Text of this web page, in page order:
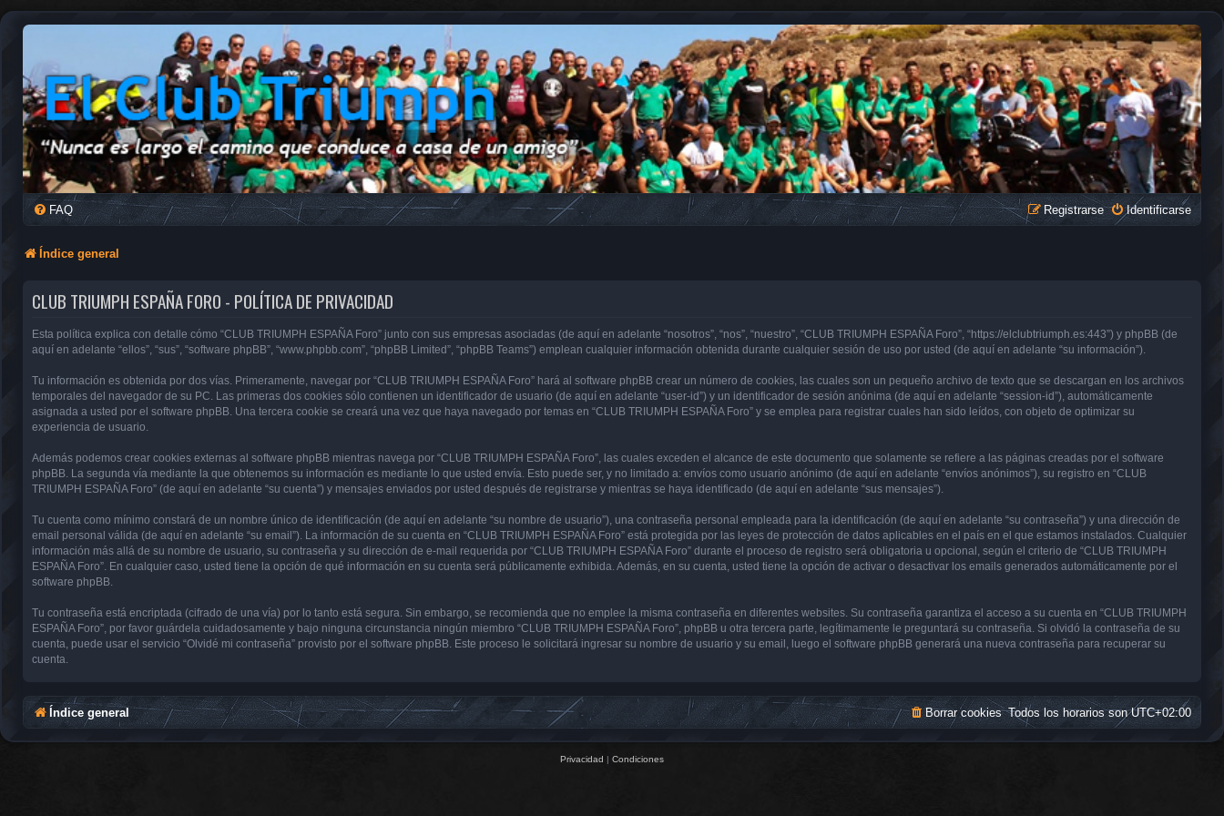
FAQ Identificarse
Registrarse
Índice general
CLUB TRIUMPH ESPAÑA FORO - POLÍTICA DE PRIVACIDAD
Esta política explica con detalle cómo “CLUB TRIUMPH ESPAÑA Foro” junto con sus empresas asociadas (de aquí en adelante “nosotros”, “nos”, “nuestro”, “CLUB TRIUMPH ESPAÑA Foro”, “https://elclubtriumph.es:443”) y phpBB (de
aquí en adelante “ellos”, “sus”, “software phpBB”, “www.phpbb.com”, “phpBB Limited”, “phpBB Teams”) emplean cualquier información obtenida durante cualquier sesión de uso por usted (de aquí en adelante “su información”).
Tu información es obtenida por dos vías. Primeramente, navegar por “CLUB TRIUMPH ESPAÑA Foro” hará al software phpBB crear un número de cookies, las cuales son un pequeño archivo de texto que se descargan en los archivos
temporales del navegador de su PC. Las primeras dos cookies sólo contienen un identificador de usuario (de aquí en adelante “user-id”) y un identificador de sesión anónima (de aquí en adelante “session-id”), automáticamente
asignada a usted por el software phpBB. Una tercera cookie se creará una vez que haya navegado por temas en “CLUB TRIUMPH ESPAÑA Foro” y se emplea para registrar cuales han sido leídos, con objeto de optimizar su
experiencia de usuario.
Además podemos crear cookies externas al software phpBB mientras navega por “CLUB TRIUMPH ESPAÑA Foro”, las cuales exceden el alcance de este documento que solamente se refiere a las páginas creadas por el software
phpBB. La segunda vía mediante la que obtenemos su información es mediante lo que usted envía. Esto puede ser, y no limitado a: envíos como usuario anónimo (de aquí en adelante “envíos anónimos”), su registro en “CLUB
TRIUMPH ESPAÑA Foro” (de aquí en adelante “su cuenta”) y mensajes enviados por usted después de registrarse y mientras se haya identificado (de aquí en adelante “sus mensajes”).
Tu cuenta como mínimo constará de un nombre único de identificación (de aquí en adelante “su nombre de usuario”), una contraseña personal empleada para la identificación (de aquí en adelante “su contraseña”) y una dirección de
email personal válida (de aquí en adelante “su email”). La información de su cuenta en “CLUB TRIUMPH ESPAÑA Foro” está protegida por las leyes de protección de datos aplicables en el país en el que estamos instalados. Cualquier
información más allá de su nombre de usuario, su contraseña y su dirección de e-mail requerida por “CLUB TRIUMPH ESPAÑA Foro” durante el proceso de registro será obligatoria u opcional, según el criterio de “CLUB TRIUMPH
ESPAÑA Foro”. En cualquier caso, usted tiene la opción de qué información en su cuenta será públicamente exhibida. Además, en su cuenta, usted tiene la opción de activar o desactivar los emails generados automáticamente por el
software phpBB.
Tu contraseña está encriptada (cifrado de una vía) por lo tanto está segura. Sin embargo, se recomienda que no emplee la misma contraseña en diferentes websites. Su contraseña garantiza el acceso a su cuenta en “CLUB TRIUMPH
ESPAÑA Foro”, por favor guárdela cuidadosamente y bajo ninguna circunstancia ningún miembro “CLUB TRIUMPH ESPAÑA Foro”, phpBB u otra tercera parte, legítimamente le preguntará su contraseña. Si olvidó la contraseña de su
cuenta, puede usar el servicio “Olvidé mi contraseña” provisto por el software phpBB. Este proceso le solicitará ingresar su nombre de usuario y su email, luego el software phpBB generará una nueva contraseña para recuperar su
cuenta.
Índice general Todos los horarios sonUTC+02:00
Borrar cookies
Privacidad | Condiciones